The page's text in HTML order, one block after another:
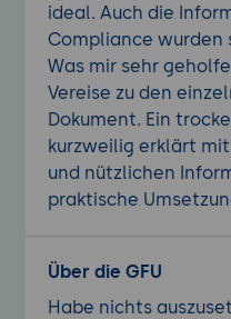
ideal. Auch die
Compliance wurden
Was mir sehr
Vereise zu den
Dokument. Ein
kurzweilig erklärt
und nützlichen
praktische
Über die GFU
Habe nichts